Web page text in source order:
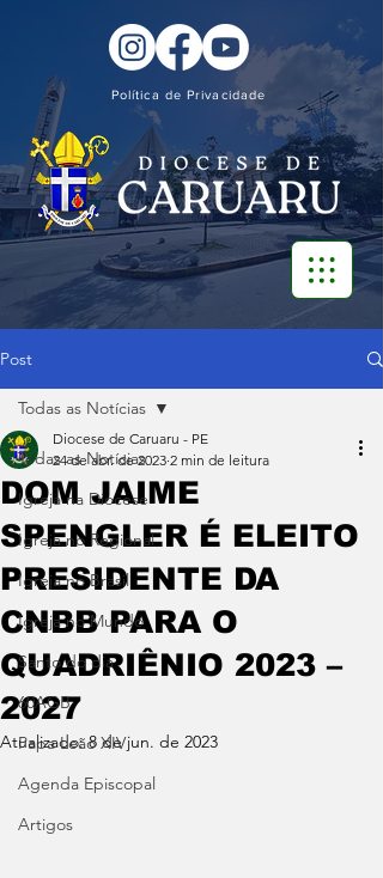
Política de Privacidade
Post
Todas as Notícias
Igreja na Diocese
Igreja no Regional
Igreja no Brasil
Igreja no Mundo
Santo do dia
60AGB
Papa Leão XIV
Agenda Episcopal
Artigos
Todas as Notícias
DOM JAIME
SPENGLER É ELEITO
PRESIDENTE DA
CNBB PARA O
QUADRIÊNIO 2023 –
2027
Diocese de Caruaru - PE
24 de abr. de 2023 2 min de leitura
Atualizado:8 de jun. de 2023